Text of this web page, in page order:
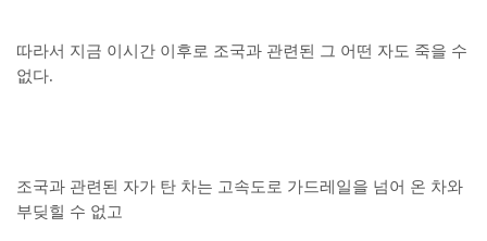
따라서 지금 이시간 이후로 조국과 관련된 그 어떤 자도 죽을 수
없다.
조국과 관련된 자가 탄 차는 고속도로 가드레일을 넘어 온 차와
부딪힐 수 없고